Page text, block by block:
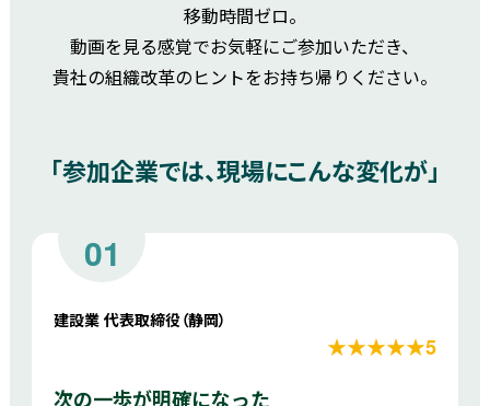
移動時間ゼロ。
動画を見る感覚でお気軽にご参加いただき、
貴社の組織改革のヒントをお持ち帰りください。
「参加企業では、現場にこんな変化が」
01
建設業 代表取締役（静岡）
★★★★★5
次の一歩が明確になった